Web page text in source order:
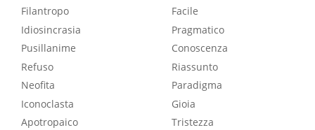
Filantropo
Idiosincrasia
Pusillanime
Refuso
Neofita
Iconoclasta
Apotropaico
Facile
Pragmatico
Conoscenza
Riassunto
Paradigma
Gioia
Tristezza